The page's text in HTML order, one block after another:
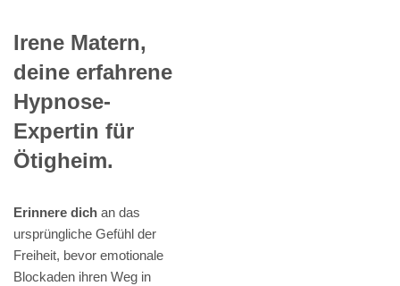
Irene Matern,
deine erfahrene
Hypnose-
Expertin für
Ötigheim.
Erinnere dich an das
ursprüngliche Gefühl der
Freiheit, bevor emotionale
Blockaden ihren Weg in